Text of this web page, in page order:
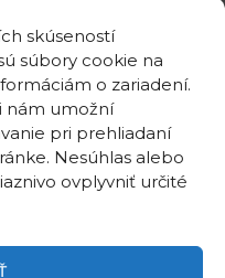
skúseností
súbory cookie na
o zariadení.
nám umožní
pri prehliadaní
Nesúhlas alebo
ovplyvniť určité